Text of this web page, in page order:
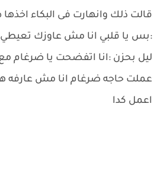
قالت ذلك وانهارت فى البكاء
:بس يا قلبي انا مش عاوزك تعيطي
ليل بحزن :انا اتفضحت يا ضرغام مع
عملت حاجه ضرغام انا مش عارفه
اعمل كدا